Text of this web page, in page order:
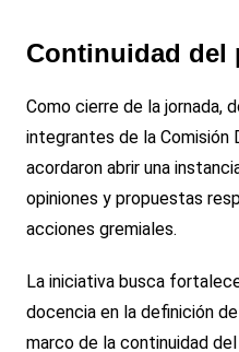
Continuidad del
Como cierre de la jornada,
integrantes de la Comisión
acordaron abrir una
opiniones y propuestas
acciones gremiales.
La iniciativa busca
docencia en la definición
marco de la continuidad